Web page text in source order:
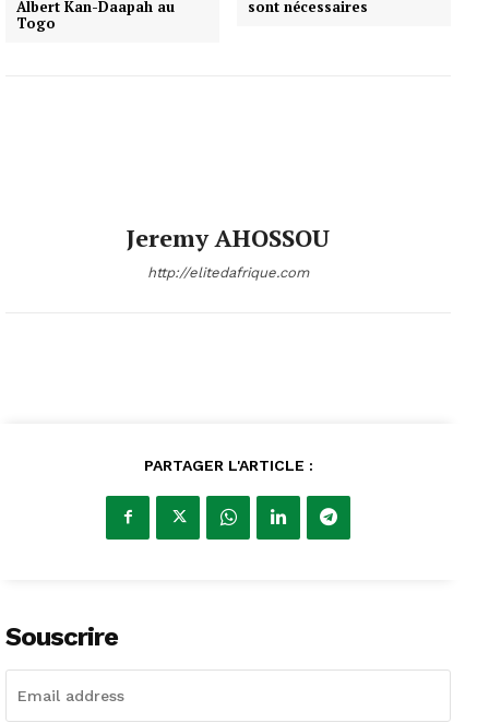
Albert Kan-Daapah au
Togo
sont nécessaires
Jeremy AHOSSOU
http://elitedafrique.com
PARTAGER L'ARTICLE :
Souscrire